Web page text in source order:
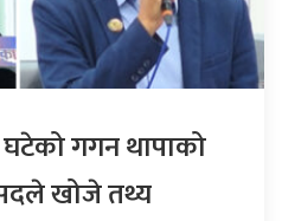
गगन थापाको
खोजे तथ्य